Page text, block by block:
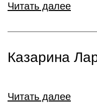
Читать далее
Казарина
Читать далее